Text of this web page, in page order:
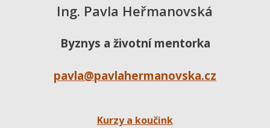
Ing. Pavla Heřmanovská
Byznys a životní mentorka
pavla@pavlahermanovska.cz
Kurzy a koučink